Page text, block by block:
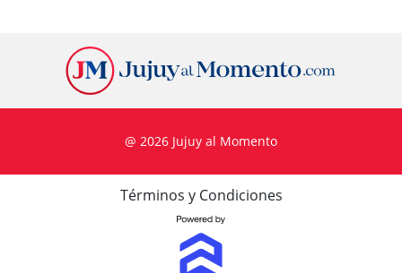
@ 2026 Jujuy al Momento
Términos y Condiciones